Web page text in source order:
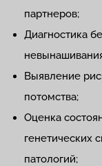
партнеров;
Диагностика
Выявление
потомства;
Оценка
генетических
патологий;